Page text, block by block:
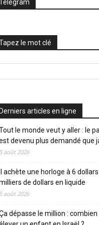
le mot clé
articles en ligne
le monde veut y aller : le
devenu plus demandé que
août 2026
achète une horloge à 6
de dollars en liquide
août 2026
dépasse le million :